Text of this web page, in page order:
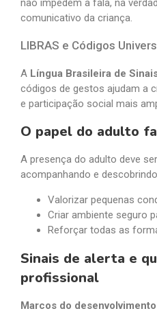
não impedem a fala, na
comunicativo da criança.
LIBRAS e Códigos
A Língua Brasileira de
códigos de gestos ajudam a
e participação social mais
O papel do adulto
A presença do adulto deve ser
acompanhando e
Valorizar pequenas
Criar ambiente seguro
Reforçar todas as
Sinais de alerta e
profissional
Marcos do